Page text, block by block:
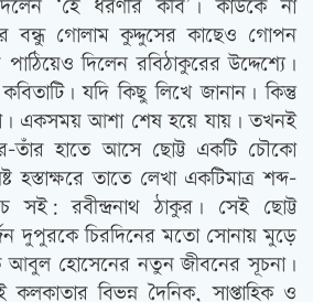
‘হে ধরণীর কবি’। কাউকে না
বন্ধু গোলাম কুদ্দুসের কাছেও গোপন
দিলেন রবিঠাকুরের উদ্দেশ্যে।
যদি কিছু লিখে জানান। কিন্তু
একসময় আশা শেষ হয়ে যায়। তখনই
তাঁর হাতে আসে ছোট্ট একটি চৌকো
হস্তাক্ষরে তাতে লেখা একটিমাত্র শব্দ-
সই: রবীন্দ্রনাথ ঠাকুর। সেই ছোট্ট
দুপুরকে চিরদিনের মতো সোনায় মুড়ে
আবুল হোসেনের নতুন জীবনের সূচনা।
কলকাতার বিভন্ন দৈনিক, সাপ্তাহিক ও